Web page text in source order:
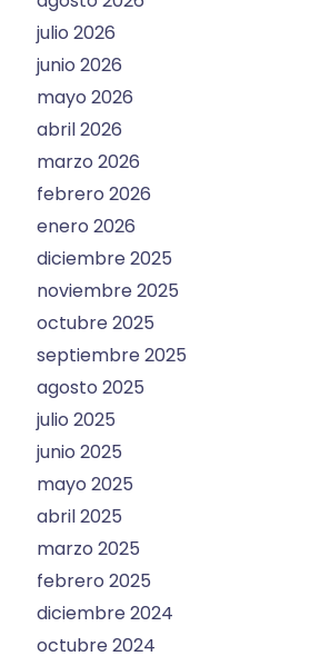
julio 2026
junio 2026
mayo 2026
abril 2026
marzo 2026
febrero 2026
enero 2026
diciembre 2025
noviembre 2025
octubre 2025
septiembre 2025
agosto 2025
julio 2025
junio 2025
mayo 2025
abril 2025
marzo 2025
febrero 2025
diciembre 2024
octubre 2024